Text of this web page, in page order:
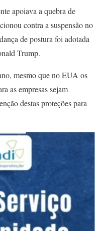
apoiava a quebra de
contra a suspensão no
de postura foi adotada
Trump.
mesmo que no EUA os
as empresas sejam
destas proteções para